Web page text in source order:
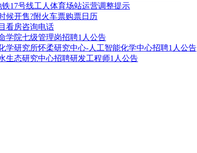
铁17号线工人体育场站运营调整提示
候开售?附火车票购票日历
看房咨询电话
学院七级管理岗招聘1人公告
学研究所怀柔研究中心-人工智能化学中心招聘1人公告
生态研究中心招聘研发工程师1人公告